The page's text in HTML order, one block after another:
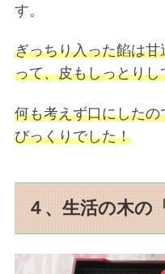
す。
ぎっちり入った餡は
って、皮もしっとりし
何も考えず口にした
びっくりでした！
４、生活の木の